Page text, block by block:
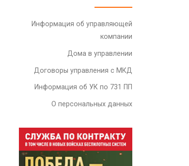
Информация об управляющей
компании
Дома в управлении
Договоры управления с МКД
Информация об УК по 731 ПП
О персональных данных